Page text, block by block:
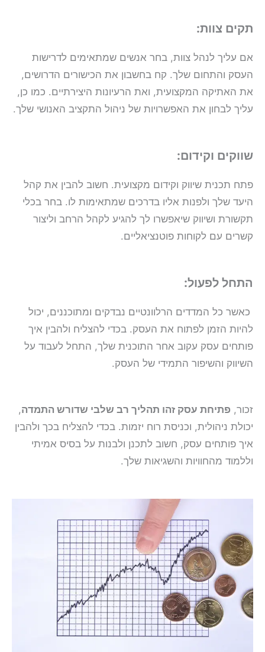
תקים צוות:
אם עליך לנהל צוות, בחר אנשים שמתאימים לדרישות
העסק והתחום שלך. קח בחשבון את הכישורים הדרושים,
את האתיקה המקצועית, ואת הרעיונות היצירתיים. כמו כן,
עליך לבחון את האפשרויות של ניהול התקציב האנושי שלך.
שווקים וקידום:
פתח תכנית שיווק וקידום מקצועית. חשוב להבין את קהל
היעד שלך ולפנות אליו בדרכים שמתאימות לו. בחר בכלי
תקשורת ושיווק שיאפשרו לך להגיע לקהל הרחב וליצור
קשרים עם לקוחות פוטנציאליים.
התחל לפעול:
כאשר כל המדדים הרלוונטיים נבדקים ומתוכננים, יכול
להיות הזמן לפתוח את העסק. בכדי להצליח ולהבין איך
פותחים עסק עקוב אחר התוכנית שלך, התחל לעבוד על
השיווק והשיפור התמידי של העסק.
זכור, פתיחת עסק זהו תהליך רב שלבי שדורש התמדה,
יכולת ניהולית, וכניסת רוח יזמות. בכדי להצליח בכך ולהבין
איך פותחים עסק, חשוב לתכנן ולבנות על בסיס אמיתי
וללמוד מהחוויות והשגיאות שלך.